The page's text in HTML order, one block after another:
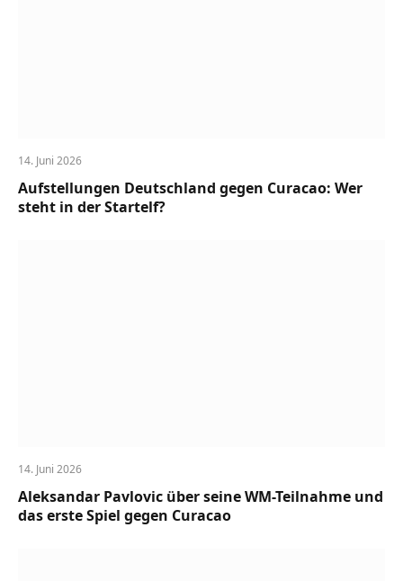
14. Juni 2026
Aufstellungen Deutschland gegen Curacao: Wer
steht in der Startelf?
14. Juni 2026
Aleksandar Pavlovic über seine WM-Teilnahme und
das erste Spiel gegen Curacao